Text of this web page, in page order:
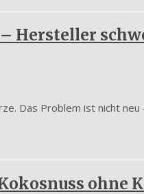
Hersteller
Das Problem ist nicht neu
ohne